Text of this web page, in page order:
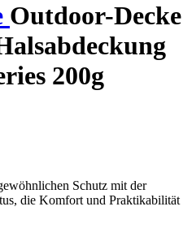
Outdoor-Decke
200g
Schutz mit der
die Komfort und Praktikabilität